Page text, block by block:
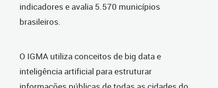
indicadores e avalia 5.570 municípios
brasileiros.
O IGMA utiliza conceitos de big data e
inteligência artificial para estruturar